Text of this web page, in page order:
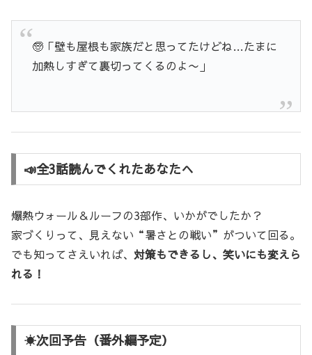
🧓「壁も屋根も家族だと思ってたけどね…たまに
加熱しすぎて裏切ってくるのよ〜」
📣全3話読んでくれたあなたへ
爆熱ウォール＆ルーフの3部作、いかがでしたか？
家づくりって、見えない“暑さとの戦い”がついて回る。
でも知ってさえいれば、 対策もできるし、笑いにも変えら
れる！
☀️次回予告（番外編予定）